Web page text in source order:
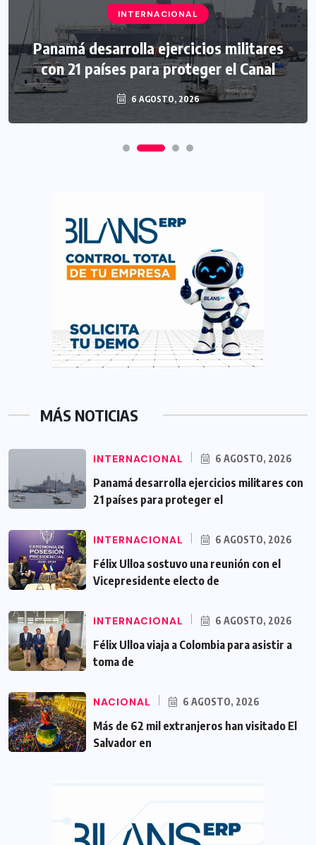
INTERNACIONAL
Panamá desarrolla ejercicios militares
con 21 países para proteger el Canal
6 AGOSTO, 2026
MÁS NOTICIAS
INTERNACIONAL 6 AGOSTO, 2026
Panamá desarrolla ejercicios militares con
21 países para proteger el
INTERNACIONAL 6 AGOSTO, 2026
Félix Ulloa sostuvo una reunión con el
Vicepresidente electo de
INTERNACIONAL 6 AGOSTO, 2026
Félix Ulloa viaja a Colombia para asistir a
toma de
NACIONAL 6 AGOSTO, 2026
Más de 62 mil extranjeros han visitado El
Salvador en